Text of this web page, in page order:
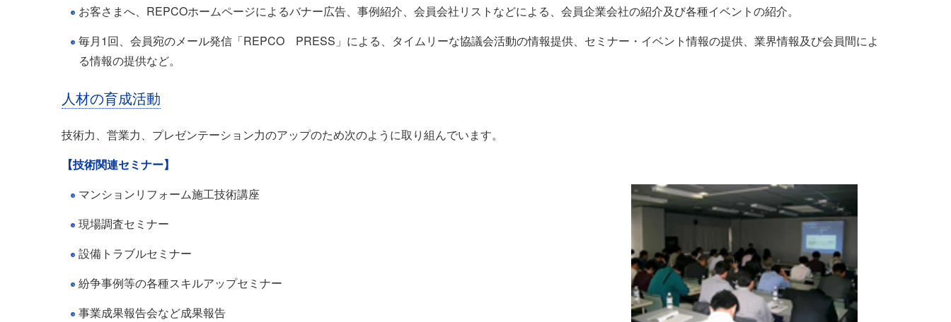
お客さまへ、REPCOホームページによるバナー広告、事例紹介、会員会社リストなどによる、会員企業会社の紹介及び各種イベントの紹介。
毎月1回、会員宛のメール発信「REPCO PRESS」による、タイムリーな協議会活動の情報提供、セミナー・イベント情報の提供、業界情報及び会員間によ
る情報の提供など。
人材の育成活動
技術力、営業力、プレゼンテーション力のアップのため次のように取り組んでいます。
【技術関連セミナー】
マンションリフォーム施工技術講座
現場調査セミナー
設備トラブルセミナー
紛争事例等の各種スキルアップセミナー
事業成果報告会など成果報告